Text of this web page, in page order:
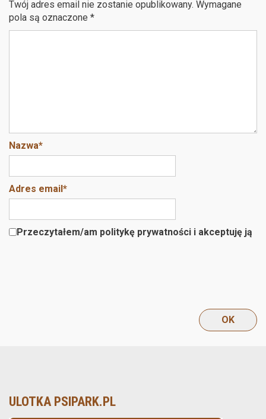
Twój adres email nie zostanie opublikowany. Wymagane
pola są oznaczone *
Nazwa*
Adres email*
Przeczytałem/am politykę prywatności i akceptuję ją
ULOTKA PSIPARK.PL